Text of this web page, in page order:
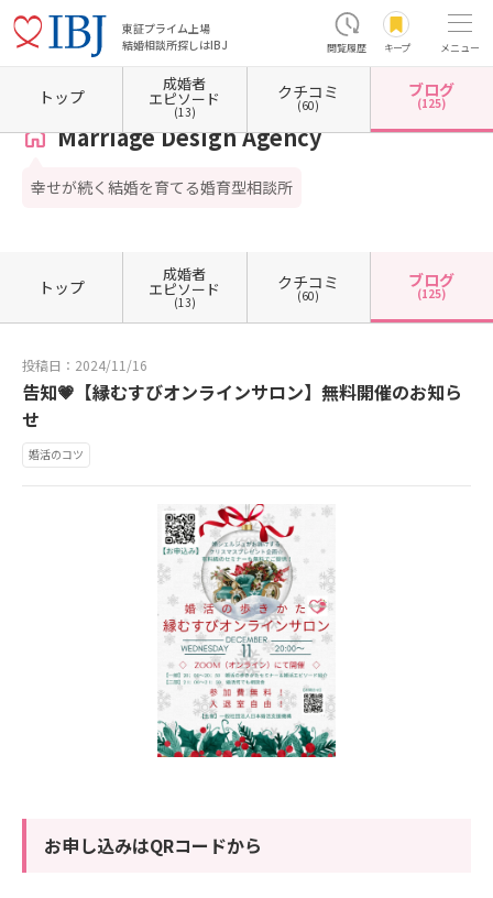
東証プライム上場
結婚相談所探しはIBJ
閲覧履歴 キープ メニュー
ホーム 東京都の結婚相談所 東京都武蔵野市 Marriage Design Agency カウンセラーブ
Marriage Design Agency
幸せが続く結婚を育てる婚育型相談所
トップ
成婚者
エピソード
(13)
クチコミ
(60)
ブログ
(125)
トップ
成婚者
エピソード
(13)
クチコミ
(60)
ブログ
(125)
投稿日：2024/11/16
告知💗【縁むすびオンラインサロン】無料開催のお知ら
せ
婚活のコツ
お申し込みはQRコードから